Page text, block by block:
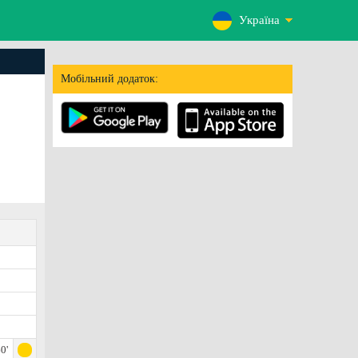
Україна
Мобільний додаток: